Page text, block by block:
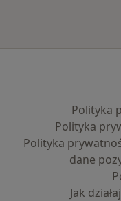
Polityka
Polityka
Polityka
dane
Jak